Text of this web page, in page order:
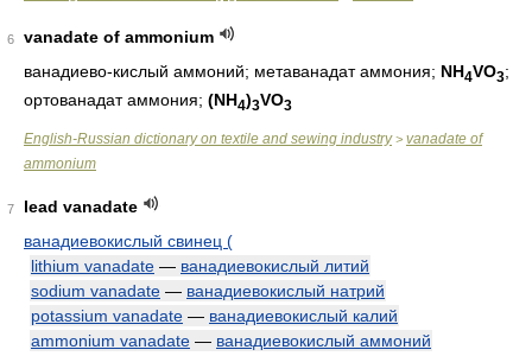
6
vanadate of ammonium
ванадиево-кислый аммоний; метаванадат аммония; NH4VO3;
ортованадат аммония; (NH4)3VO3
English-Russian dictionary on textile and sewing industry> vanadate of
ammonium
7
lead vanadate
ванадиевокислый свинец (
lithium vanadate — ванадиевокислый литий
sodium vanadate — ванадиевокислый натрий
potassium vanadate — ванадиевокислый калий
ammonium vanadate — ванадиевокислый аммоний